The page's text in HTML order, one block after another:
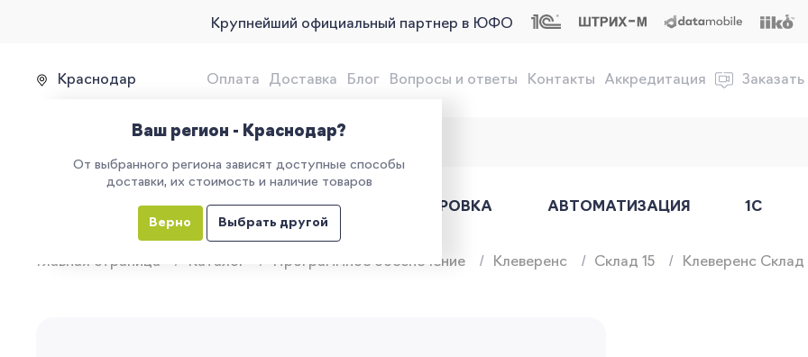
Крупнейший официальный партнер в ЮФО
Краснодар Оплата Доставка Блог Вопросы и ответы Контакты Аккредитация Заказать
Продажа, подключение и обслуживание онлайн-касс
УСЛУГИ ЕГАИС МАРКИРОВКА АВТОМАТИЗАЦИЯ 1С
Главная страница Каталог Программное обеспечение Клеверенс Склад 15 Клеверенс
Ваш регион - Краснодар?
От выбранного региона зависят доступные способы
доставки, их стоимость и наличие товаров
Верно Выбрать другой